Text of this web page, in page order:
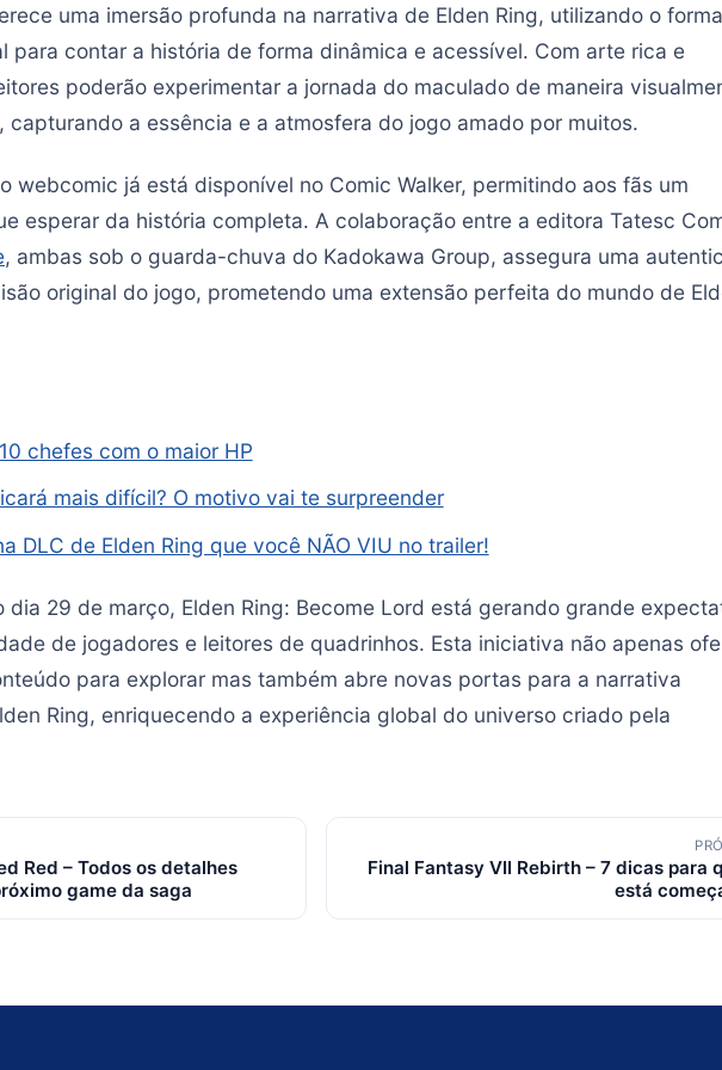
uma imersão profunda na narrativa de Elden Ring, utilizando o
para contar a história de forma dinâmica e acessível. Com arte rica e
poderão experimentar a jornada do maculado de maneira
capturando a essência e a atmosfera do jogo amado por muitos.
webcomic já está disponível no Comic Walker, permitindo aos fãs um
esperar da história completa. A colaboração entre a editora Tatesc
, ambas sob o guarda-chuva do Kadokawa Group, assegura uma
original do jogo, prometendo uma extensão perfeita do mundo de
chefes com o maior HP
mais difícil? O motivo vai te surpreender
DLC de Elden Ring que você NÃO VIU no trailer!
dia 29 de março, Elden Ring: Become Lord está gerando grande
de jogadores e leitores de quadrinhos. Esta iniciativa não apenas
para explorar mas também abre novas portas para a narrativa
Ring, enriquecendo a experiência global do universo criado pela
Red – Todos os detalhes
game da saga
Final Fantasy VII Rebirth – 7 dicas para
está